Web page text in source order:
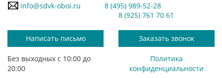
info@sdvk-oboi.ru
8 (495) 989-52-28
8 (925) 761 70 61
Написать письмо Заказать звонок
Без выходных с 10:00 до
20:00
Политика
конфиденциальности